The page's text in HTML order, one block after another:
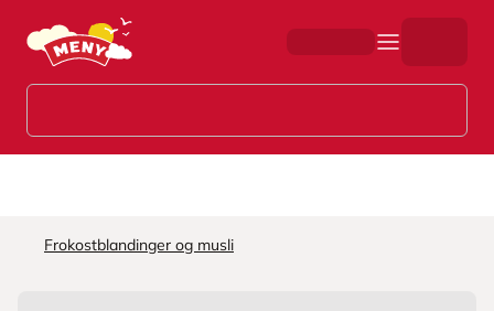
Hopp til hovedinnhold
Frokostblandinger og musli